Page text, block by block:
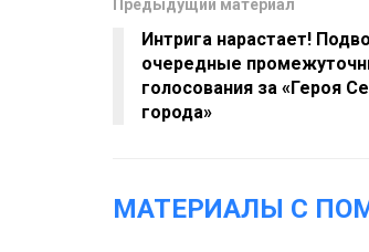
Предыдущий материал
Интрига нарастает!
очередные
голосования за «Героя
города»
МАТЕРИАЛЫ С